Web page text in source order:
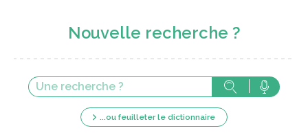
Nouvelle recherche ?
...ou feuilleter le dictionnaire